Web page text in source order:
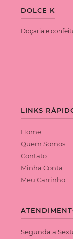
DOLCE K
Doçaria e
LINKS
Home
Quem Somos
Contato
Minha Conta
Meu Carrinho
Segunda a